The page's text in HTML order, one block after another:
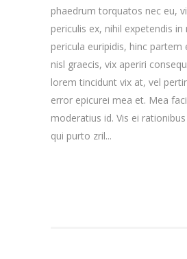
phaedrum torquatos nec eu,
periculis ex, nihil expetendis in
pericula euripidis, hinc partem
nisl graecis, vix aperiri
lorem tincidunt vix at, vel
error epicurei mea et. Mea
moderatius id. Vis ei
qui purto zril...